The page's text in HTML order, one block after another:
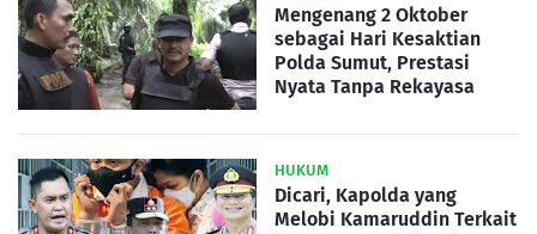
Mengenang 2 Oktober
sebagai Hari Kesaktian
Polda Sumut, Prestasi
Nyata Tanpa Rekayasa
HUKUM
Dicari, Kapolda yang
Melobi Kamaruddin Terkait